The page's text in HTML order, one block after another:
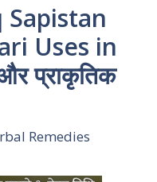
Uses in
प्राकृतिक
Remedies